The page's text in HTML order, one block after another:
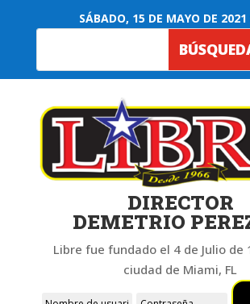
SÁBADO, 15 DE MAYO DE
DIRECTOR
DEMETRIO
Libre fue fundado el 4 de Julio de
ciudad de Miami, FL